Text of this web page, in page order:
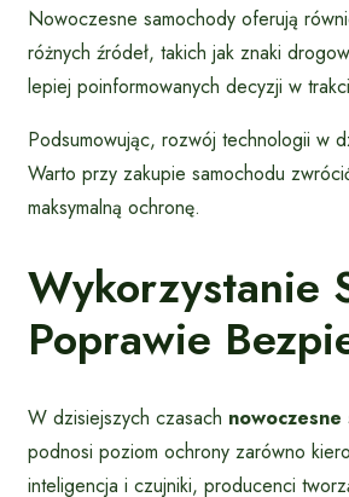
Nowoczesne samochody oferują
różnych źródeł, takich jak znaki
lepiej poinformowanych decyzji w
Podsumowując, rozwój technologii w
Warto przy zakupie samochodu
maksymalną ochronę.
Wykorzystanie
Poprawie
W dzisiejszych czasach
podnosi poziom ochrony zarówno
inteligencja i czujniki, producenci